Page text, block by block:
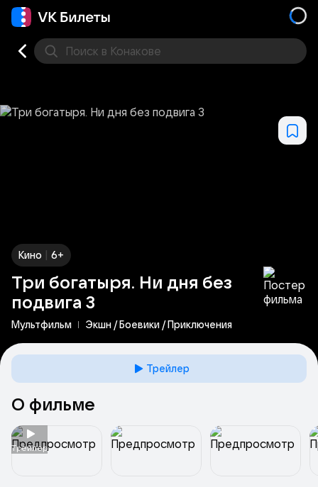
Поиск в Конакове
Кино | 6+
Три богатыря. Ни дня без
подвига 3
Мультфильм Экшн / Боевики / Приключения
Трейлер
О фильме
Tрейлер